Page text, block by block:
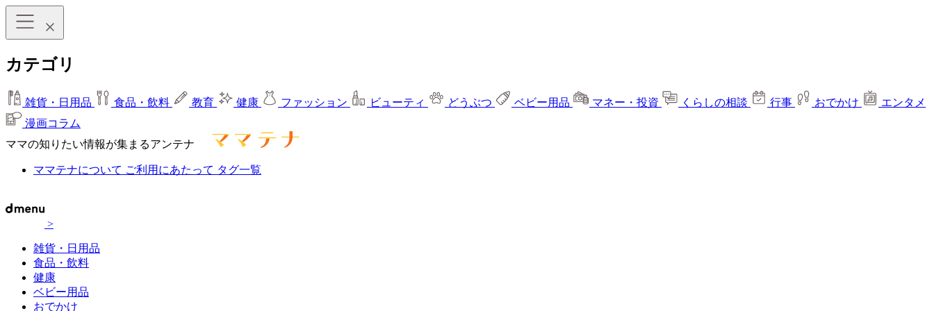
カテゴリ
雑貨・日用品 食品・飲料 教育 健康 ファッション ビューティ どうぶつ ベビー用品 マネー・投資 くらしの相談 行事 おでかけ
エンタメ
漫画コラム
ママの知りたい情報が集まるアンテナ
ママテナについて ご利用にあたって タグ一覧
>
雑貨・日用品
食品・飲料
健康
ベビー用品
おでかけ